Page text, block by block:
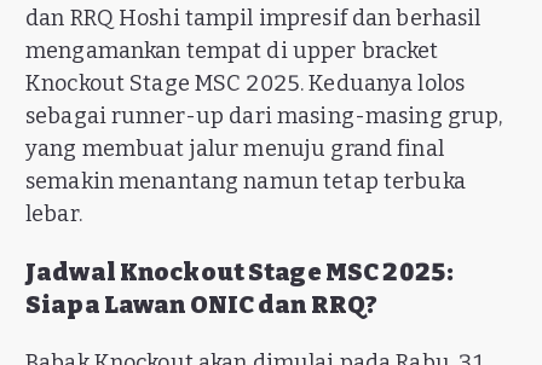
dan RRQ Hoshi tampil impresif dan berhasil
mengamankan tempat di upper bracket
Knockout Stage MSC 2025. Keduanya lolos
sebagai runner-up dari masing-masing grup,
yang membuat jalur menuju grand final
semakin menantang namun tetap terbuka
lebar.
Jadwal Knockout Stage MSC 2025:
Siapa Lawan ONIC dan RRQ?